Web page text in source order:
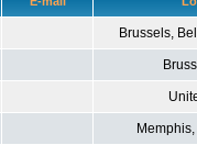
Brussels,